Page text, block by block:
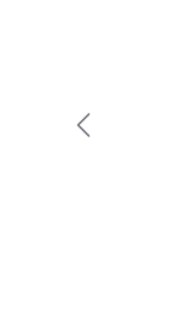
Precedente